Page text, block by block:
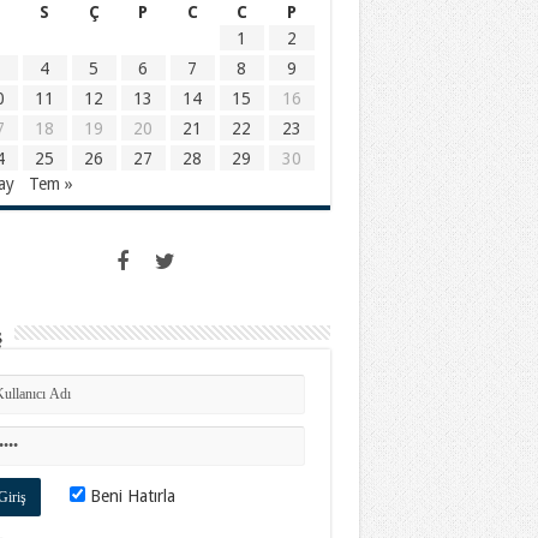
S Ç P C C
P
1
2
4 5 6 7 8
9
11 12 13 14 15
16
18 19 20 21 22
23
25 26 27 28 29
30
Tem »
Beni Hatırla